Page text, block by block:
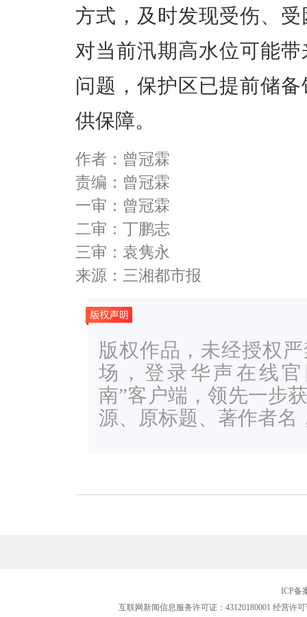
方式，及时发现受伤、
对当前汛期高水位可能
问题，保护区已提前储
供保障。
作者：曾冠霖
责编：曾冠霖
一审：曾冠霖
二审：丁鹏志
三审：袁隽永
来源：三湘都市报
版权作品，未经授权
场，登录华声在线官
南”客户端，领先一步
源、原标题、著作者名
ICP备
互联网新闻信息服务许可证：43120180001 经营许可